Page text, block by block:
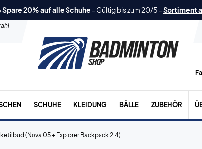
Spare 20% auf alle Schuhe - Gültig bis zum 20/5 -Sortiment
SCHUHE KLEIDUNG BÄLLE ZUBEHÖR
(Nova 05 + Explorer Backpack 2.4)